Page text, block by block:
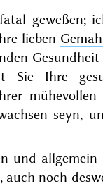
geweßen;
lieben
Sie Ihre
seyn,
und allgemein
noch